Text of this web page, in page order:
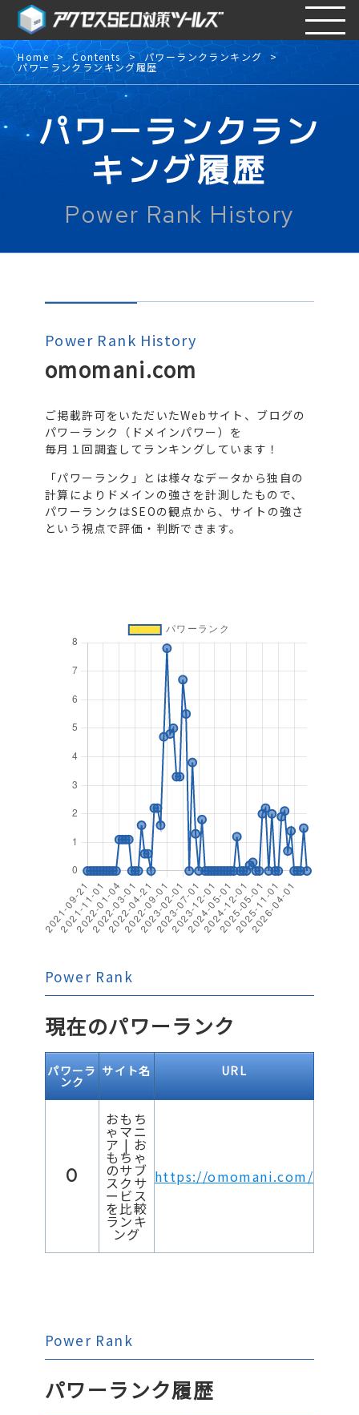
Home Contents パワーランクランキング
パワーランクランキング履歴
パワーランクラン
キング履歴
Power Rank History
Power Rank History
omomani.com
ご掲載許可をいただいたWebサイト、ブログの
パワーランク（ドメインパワー）を
毎月１回調査してランキングしています！
「パワーランク」とは様々なデータから独自の
計算によりドメインの強さを計測したもので、
パワーランクはSEOの観点から、サイトの強さ
という視点で評価・判断できます。
Power Rank
現在のパワーランク
パワーラ
ンク
サイト名 URL
0
おもち
ゃマニ
ア | お
もちゃ
のサブ
スクサ
ービス
を比較
ランキ
ング
https://omomani.com/
Power Rank
パワーランク履歴